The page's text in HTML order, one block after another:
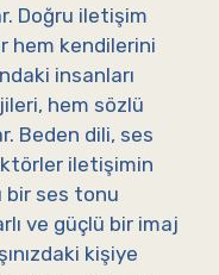
Doğru iletişim
hem kendilerini
insanları
hem sözlü
Beden dili, ses
iletişimin
bir ses tonu
ve güçlü bir imaj
kişiye